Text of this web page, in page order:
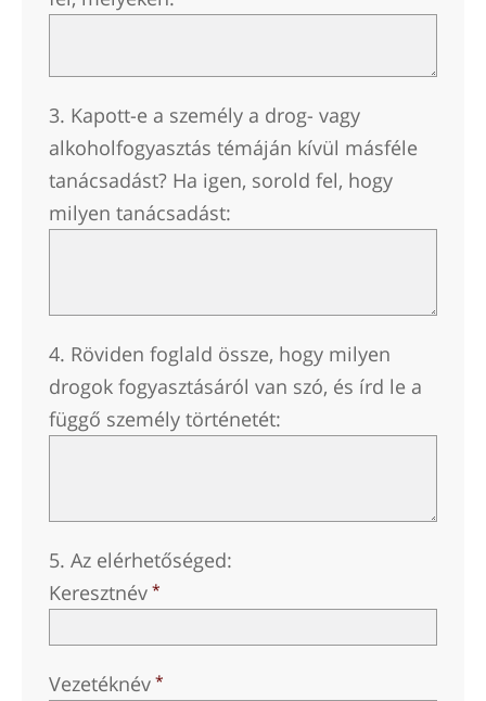
3. Kapott-e a személy a drog- vagy
alkoholfogyasztás témáján kívül másféle
tanácsadást? Ha igen, sorold fel, hogy
milyen tanácsadást:
4. Röviden foglald össze, hogy milyen
drogok fogyasztásáról van szó, és írd le a
függő személy történetét:
5. Az elérhetőséged:
Keresztnév
Vezetéknév